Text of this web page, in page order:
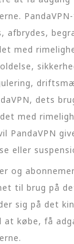
afbrydes,
med
dets
med
PandaVPN
eller
og
til brug på
sig på det
købe, få